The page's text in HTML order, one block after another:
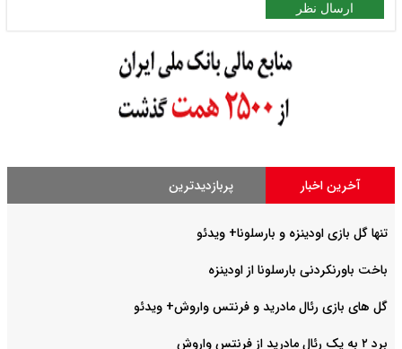
ارسال نظر
آخرین اخبار پربازدیدترین
تنها گل بازی اودینزه و بارسلونا+ ویدئو
باخت باورنکردنی بارسلونا از اودینزه
گل های بازی رئال مادرید و فرنتس واروش+ ویدئو
برد ۲ به یک رئال مادرید از فرنتس واروش